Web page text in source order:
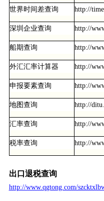
世界时间差查询 http://
深圳企业查询 http://
船期查询 http://
外汇汇率计算器 http://
申报要素查询 http://
地图查询 http://
汇率查询 http://
税率查询 http://
出口退税查询
http://www.qgtong.com/